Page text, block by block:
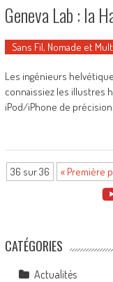
Geneva Lab : la
Sans Fil, Nomade et
Les ingénieurs
connaissiez les illustres
iPod/iPhone de
36 sur 36 « Première
CATÉGORIES
Actualités